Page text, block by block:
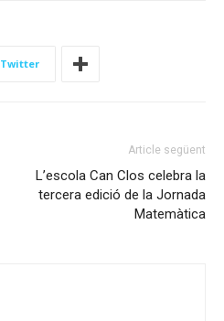
Twitter
Article següent
L’escola Can Clos celebra la
tercera edició de la Jornada
Matemàtica